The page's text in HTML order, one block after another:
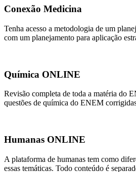
Conexão Medicina
Tenha acesso a metodologia de um
com um planejamento para aplicação
Química ONLINE
Revisão completa de toda a matéria do
questões de química do ENEM
Humanas ONLINE
A plataforma de humanas tem como
essas temáticas. Todo conteúdo é